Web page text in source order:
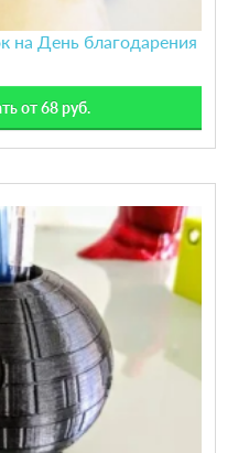
на День благодарения
от 68 руб.